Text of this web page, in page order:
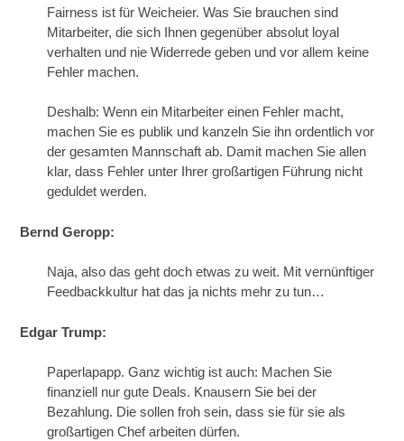
Fairness ist für Weicheier. Was Sie brauchen sind
Mitarbeiter, die sich Ihnen gegenüber absolut loyal
verhalten und nie Widerrede geben und vor allem keine
Fehler machen.
Deshalb: Wenn ein Mitarbeiter einen Fehler macht,
machen Sie es publik und kanzeln Sie ihn ordentlich vor
der gesamten Mannschaft ab. Damit machen Sie allen
klar, dass Fehler unter Ihrer großartigen Führung nicht
geduldet werden.
Bernd Geropp:
Naja, also das geht doch etwas zu weit. Mit vernünftiger
Feedbackkultur hat das ja nichts mehr zu tun…
Edgar Trump:
Paperlapapp. Ganz wichtig ist auch: Machen Sie
finanziell nur gute Deals. Knausern Sie bei der
Bezahlung. Die sollen froh sein, dass sie für sie als
großartigen Chef arbeiten dürfen.